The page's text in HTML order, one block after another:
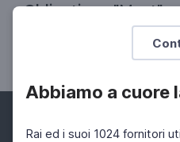
Abbiamo a cuore
Rai ed i suoi 1024 fornitori
Obligation - "Must"
corretto utilizzo di
Language for Lockdown